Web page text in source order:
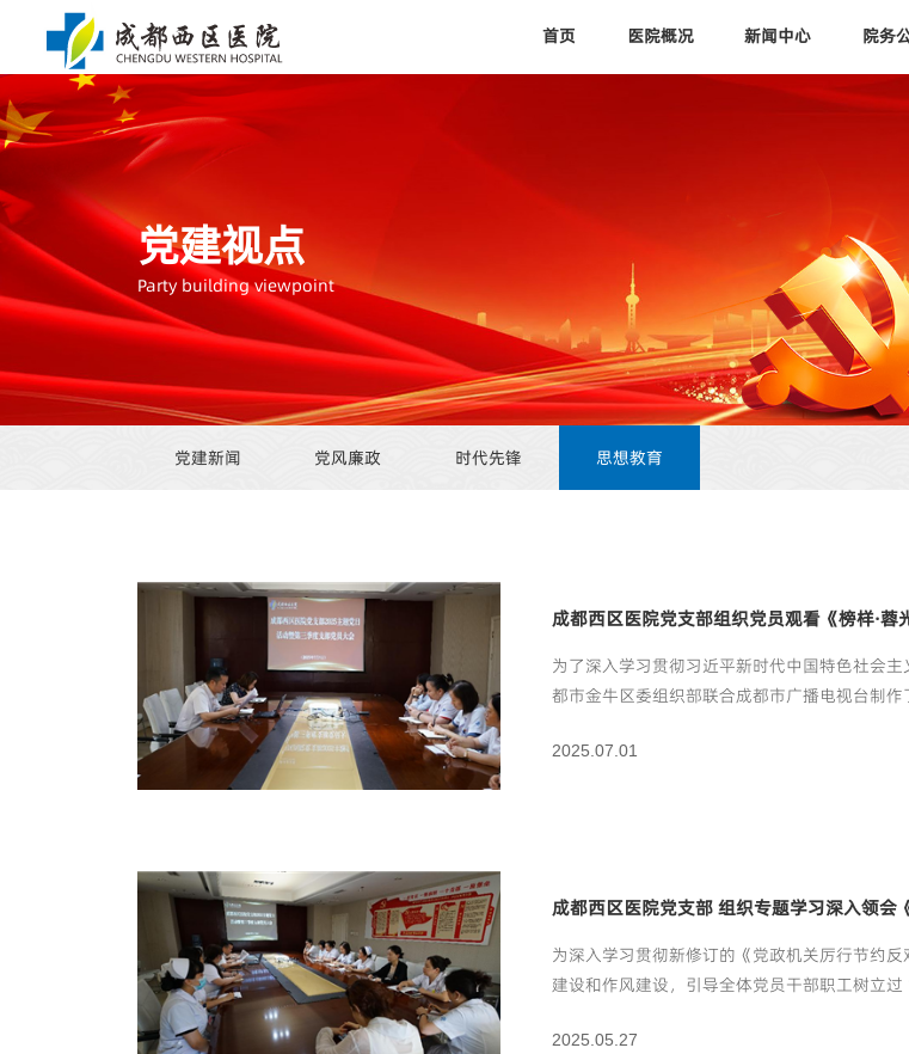
首页 医院概况 新闻中心 院务
党建视点
Party building viewpoint
党建新闻 党风廉政 时代先锋 思想教育
成都西区医院党支部组织党员观看《榜样·
为了深入学习贯彻习近平新时代中国特色社会
都市金牛区委组织部联合成都市广播电视台制
2025.07.01
成都西区医院党支部 组织专题学习深入领会
为深入学习贯彻新修订的《党政机关厉行节约
建设和作风建设，引导全体党员干部职工树立
2025.05.27